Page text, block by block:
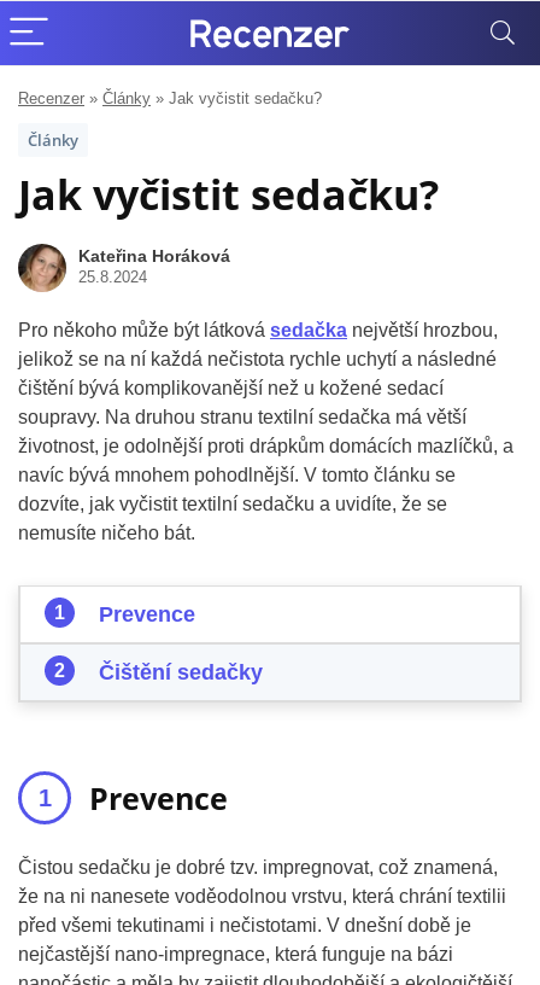
Recenzer » Články » Jak vyčistit sedačku?
Články
Jak vyčistit sedačku?
Kateřina Horáková
25.8.2024
Pro někoho může být látková sedačka největší hrozbou,
jelikož se na ní každá nečistota rychle uchytí a následné
čištění bývá komplikovanější než u kožené sedací
soupravy. Na druhou stranu textilní sedačka má větší
životnost, je odolnější proti drápkům domácích mazlíčků, a
navíc bývá mnohem pohodlnější. V tomto článku se
dozvíte, jak vyčistit textilní sedačku a uvidíte, že se
nemusíte ničeho bát.
Prevence
Čištění sedačky
Prevence
Čistou sedačku je dobré tzv. impregnovat, což znamená,
že na ni nanesete voděodolnou vrstvu, která chrání textilii
před všemi tekutinami i nečistotami. V dnešní době je
nejčastější nano-impregnace, která funguje na bázi